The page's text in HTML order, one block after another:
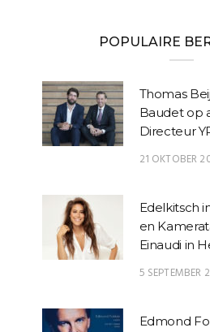
POPULAIRE
Thomas
Baudet op
Directeur
21 OKTOBER
Edelkitsch
en
Einaudi in
5 SEPTEMBER
Edmond